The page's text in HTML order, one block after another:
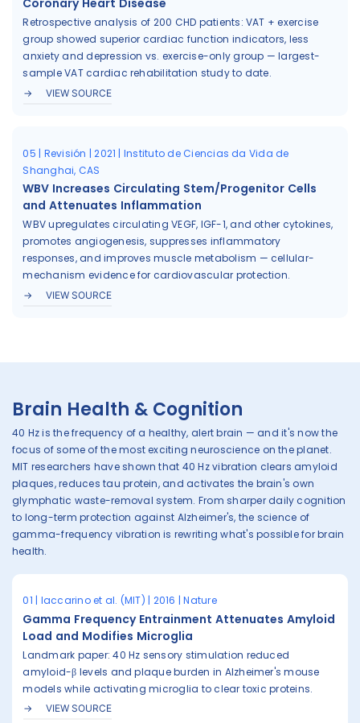
Retrospective analysis of 200 CHD patients: VAT + exercise
group showed superior cardiac function indicators, less
anxiety and depression vs. exercise-only group — largest-
sample VAT cardiac rehabilitation study to date.
VIEW SOURCE
05 | Revisión | 2021 | Instituto de Ciencias da Vida de
Shanghai, CAS
WBV Increases Circulating Stem/Progenitor Cells
and Attenuates Inflammation
WBV upregulates circulating VEGF, IGF-1, and other cytokines,
promotes angiogenesis, suppresses inflammatory
responses, and improves muscle metabolism — cellular-
mechanism evidence for cardiovascular protection.
VIEW SOURCE
Brain Health & Cognition
40 Hz is the frequency of a healthy, alert brain — and it's now the
focus of some of the most exciting neuroscience on the planet.
MIT researchers have shown that 40 Hz vibration clears amyloid
plaques, reduces tau protein, and activates the brain's own
glymphatic waste-removal system. From sharper daily cognition
to long-term protection against Alzheimer's, the science of
gamma-frequency vibration is rewriting what's possible for brain
health.
01 | Iaccarino et al. (MIT) | 2016 | Nature
Gamma Frequency Entrainment Attenuates Amyloid
Load and Modifies Microglia
Landmark paper: 40 Hz sensory stimulation reduced
amyloid-β levels and plaque burden in Alzheimer's mouse
models while activating microglia to clear toxic proteins.
VIEW SOURCE